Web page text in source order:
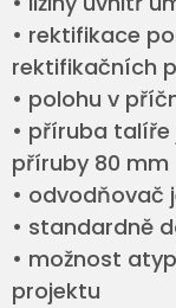
• rektifikace
rektifikačních
• polohu v
• příruba talíře
příruby 80 mm
• odvodňovač
• standardně
• možnost
projektu